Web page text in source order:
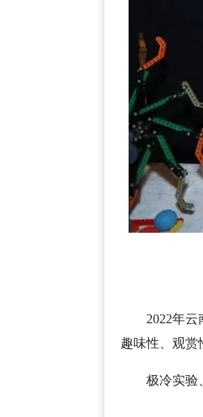
2022年
趣味性、观赏
极冷实验